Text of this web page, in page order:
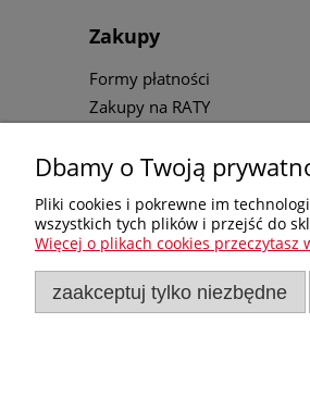
Zakupy
Formy płatności
Zakupy na RATY
Czas realizacji zamówienia
Reklamacje i zwroty sprzętu
zakupionego w naszym
internetowym e-milw.pl
e-milw.pl- Platforma
Dbamy o Twoją
Pliki cookies i pokrewne im
wszystkich tych plików i przejść do
Więcej o plikach cookies przeczytasz
zaakceptuj tylko niezbędne